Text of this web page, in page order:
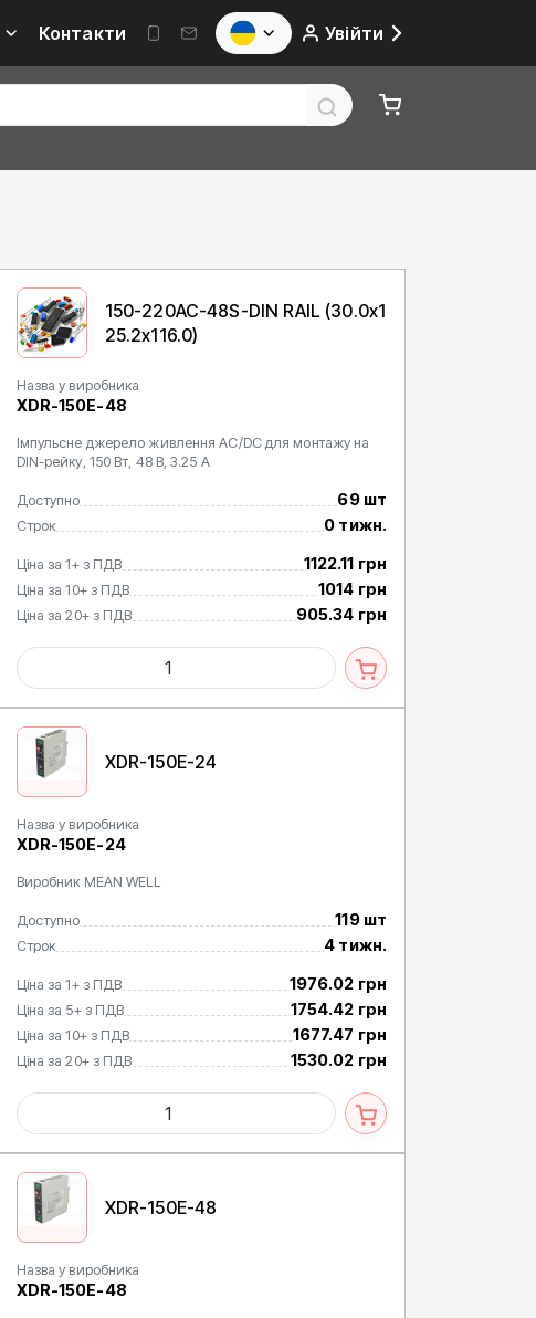
Контакти Увійти
150-220AC-48S-DIN RAIL (30.0x1
25.2x116.0)
Назва у виробника
XDR-150E-48
Імпульсне джерело живлення AC/DC для монтажу на
DIN-рейку, 150 Вт, 48 В, 3.25 А
Доступно 69 шт
Строк 0 тижн.
Ціна за 1+ з ПДВ 1122.11 грн
Ціна за 10+ з ПДВ 1014 грн
Ціна за 20+ з ПДВ 905.34 грн
XDR-150E-24
Назва у виробника
XDR-150E-24
Виробник MEAN WELL
Доступно 119 шт
Строк 4 тижн.
Ціна за 1+ з ПДВ 1976.02 грн
Ціна за 5+ з ПДВ 1754.42 грн
Ціна за 10+ з ПДВ 1677.47 грн
Ціна за 20+ з ПДВ 1530.02 грн
XDR-150E-48
Назва у виробника
XDR-150E-48